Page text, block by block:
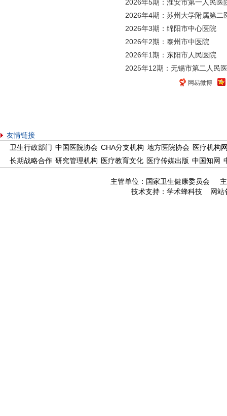
2026年5期：淮安市第一人民医
2026年4期：苏州大学附属第二
2026年3期：绵阳市中心医院
2026年2期：泰州市中医院
2026年1期：东阳市人民医院
2025年12期：无锡市第二人民
网易微博
友情链接
卫生行政部门 中国医院协会 CHA分支机构 地方医院协会 医疗机构
长期战略合作 研究管理机构 医疗教育文化 医疗传媒出版 中国知网
主管单位：国家卫生健康委员会
技术支持：学术蜂科技 网站